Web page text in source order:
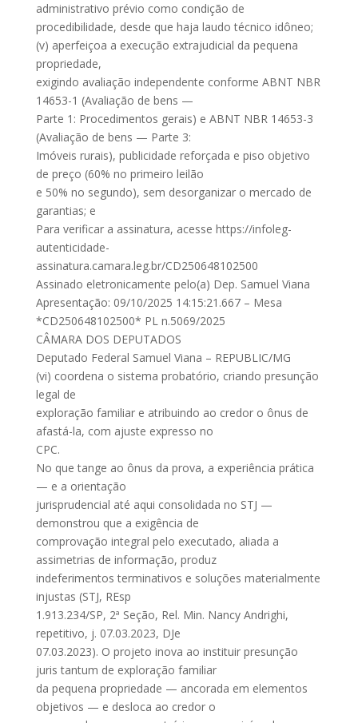
administrativo prévio como condição de
procedibilidade, desde que haja laudo técnico idôneo;
(v) aperfeiçoa a execução extrajudicial da pequena
propriedade,
exigindo avaliação independente conforme ABNT NBR
14653-1 (Avaliação de bens —
Parte 1: Procedimentos gerais) e ABNT NBR 14653-3
(Avaliação de bens — Parte 3:
Imóveis rurais), publicidade reforçada e piso objetivo
de preço (60% no primeiro leilão
e 50% no segundo), sem desorganizar o mercado de
garantias; e
Para verificar a assinatura, acesse https://infoleg-
autenticidade-
assinatura.camara.leg.br/CD250648102500
Assinado eletronicamente pelo(a) Dep. Samuel Viana
Apresentação: 09/10/2025 14:15:21.667 – Mesa
*CD250648102500* PL n.5069/2025
CÂMARA DOS DEPUTADOS
Deputado Federal Samuel Viana – REPUBLIC/MG
(vi) coordena o sistema probatório, criando presunção
legal de
exploração familiar e atribuindo ao credor o ônus de
afastá-la, com ajuste expresso no
CPC.
No que tange ao ônus da prova, a experiência prática
— e a orientação
jurisprudencial até aqui consolidada no STJ —
demonstrou que a exigência de
comprovação integral pelo executado, aliada a
assimetrias de informação, produz
indeferimentos terminativos e soluções materialmente
injustas (STJ, REsp
1.913.234/SP, 2ª Seção, Rel. Min. Nancy Andrighi,
repetitivo, j. 07.03.2023, DJe
07.03.2023). O projeto inova ao instituir presunção
juris tantum de exploração familiar
da pequena propriedade — ancorada em elementos
objetivos — e desloca ao credor o